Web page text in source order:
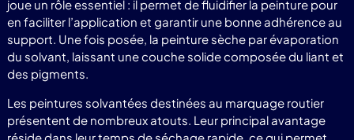
joue un rôle essentiel : il permet de fluidifier la peinture pour
en faciliter l’application et garantir une bonne adhérence au
support. Une fois posée, la peinture sèche par évaporation
du solvant, laissant une couche solide composée du liant et
des pigments.
Les peintures solvantées destinées au marquage routier
présentent de nombreux atouts. Leur principal avantage